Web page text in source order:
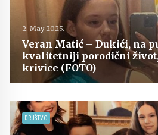
2. May 2025.
Veran Matić – Dukići, na
kvalitetniji porodični život,
krivice (FOTO)
DRUŠTVO